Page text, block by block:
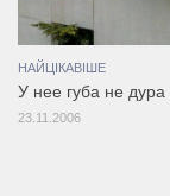
НАЙЦІКАВІШЕ
У нее губа не дура
23.11.2006